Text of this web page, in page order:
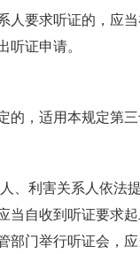
人要求听证的，应
听证申请。
的，适用本规定第三
、利害关系人依法
当自收到听证要求
部门举行听证会，